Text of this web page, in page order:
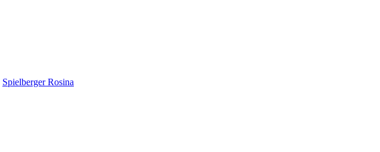
Spielberger Rosina